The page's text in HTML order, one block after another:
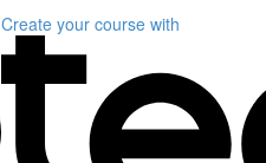
Create your course with